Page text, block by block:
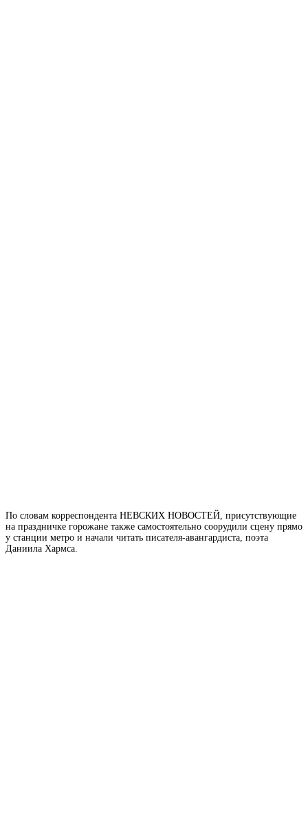
По словам корреспондента НЕВСКИХ НОВОСТЕЙ, присутствующие
на праздничке горожане также самостоятельно соорудили сцену прямо
у станции метро и начали читать писателя-авангардиста, поэта
Даниила Хармса.